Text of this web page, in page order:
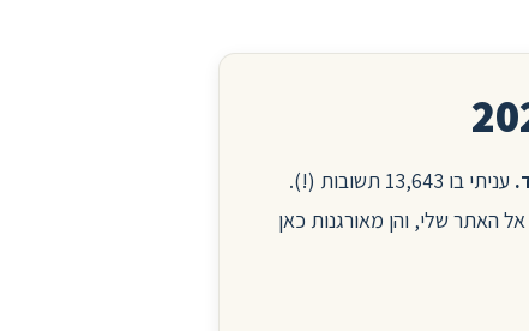
עניתי בו 13,643 תשובות (!).
אל האתר שלי, והן מאורגנות כאן